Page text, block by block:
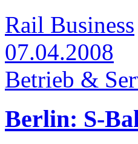
Rail Business
07.04.2008
Betrieb &
Berlin: S-